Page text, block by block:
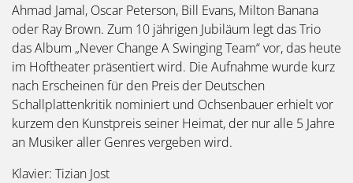
Ahmad Jamal, Oscar Peterson, Bill Evans, Milton Banana
oder Ray Brown. Zum 10 jährigen Jubiläum legt das Trio
das Album „Never Change A Swinging Team“ vor, das heute
im Hoftheater präsentiert wird. Die Aufnahme wurde kurz
nach Erscheinen für den Preis der Deutschen
Schallplattenkritik nominiert und Ochsenbauer erhielt vor
kurzem den Kunstpreis seiner Heimat, der nur alle 5 Jahre
an Musiker aller Genres vergeben wird.
Klavier: Tizian Jost